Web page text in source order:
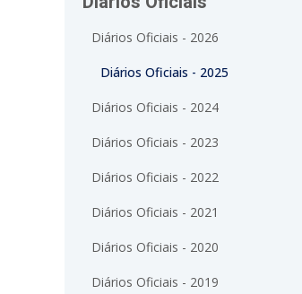
Diários Oficiais - 2026
Diários Oficiais - 2025
Diários Oficiais - 2024
Diários Oficiais - 2023
Diários Oficiais - 2022
Diários Oficiais - 2021
Diários Oficiais - 2020
Diários Oficiais - 2019